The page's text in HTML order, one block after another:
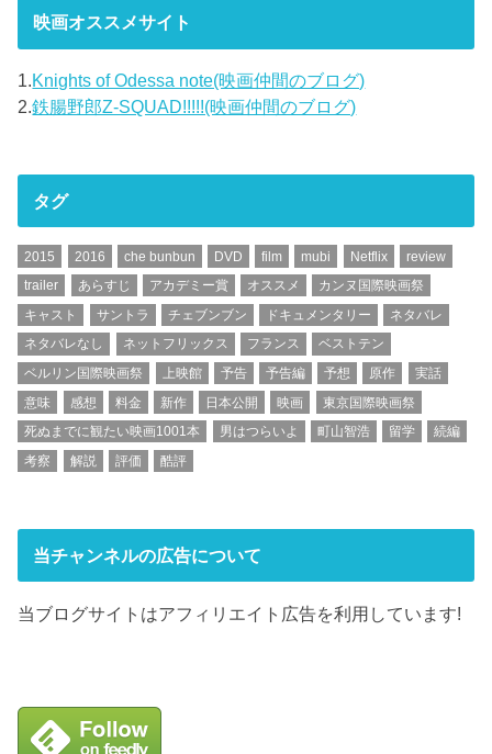
映画オススメサイト
1.Knights of Odessa note(映画仲間のブログ)
2.鉄腸野郎Z-SQUAD!!!!!(映画仲間のブログ)
タグ
2015 2016 che bunbun DVD film mubi Netflix
review
trailer
あらすじ アカデミー賞 オススメ
カンヌ国際映画祭
キャスト
サントラ チェブンブン ドキュメンタリー
ネタバレ
ネタバレなし
ネットフリックス フランス
ベストテン
ベルリン国際映画祭
上映館 予告 予告編 予想 原作
実話
意味
感想 料金 新作 日本公開 映画
東京国際映画祭
死ぬまでに観たい映画1001本
男はつらいよ 町山智浩 留学
続編
考察
解説 評価 酷評
当チャンネルの広告について
当ブログサイトはアフィリエイト広告を利用しています!